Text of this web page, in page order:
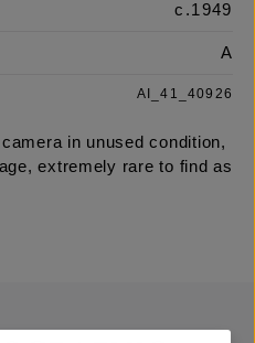
c.1949
A
AI_41_40926
in unused condition,
extremely rare to find as